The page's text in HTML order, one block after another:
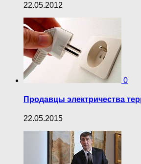
22.05.2012
0
Продавцы электричества
22.05.2015